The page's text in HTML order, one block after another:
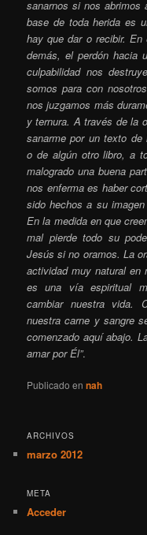
sanarnos si nos
base de toda herida es
hay que dar o recibir. En
demás, el perdón hacia
culpabilidad nos
somos para con
nos juzgamos más
y ternura. A través de la
sanarme por un texto de
o de algún otro libro, a
malogrado una buena
nos enferma es haber
sido hechos a su
En la medida en que
mal pierde todo su
Jesús si no oramos. La
actividad muy natural en
es una vía espiritual
cambiar nuestra vida.
nuestra carne y sangre
comenzado aquí abajo.
amar por Él”.
Publicado en nah
ARCHIVOS
marzo 2012
META
Acceder